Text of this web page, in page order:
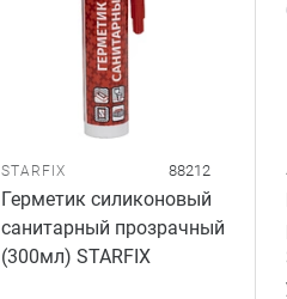
STARFIX 88212
Герметик силиконовый
санитарный прозрачный
(300мл) STARFIX